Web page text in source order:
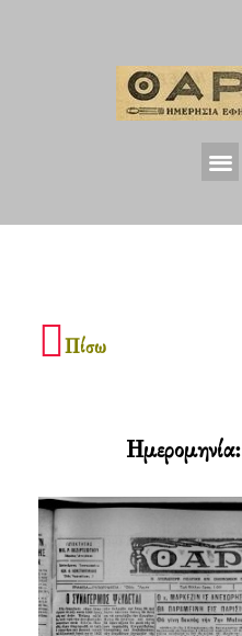
Πίσω
Ημερομηνία: